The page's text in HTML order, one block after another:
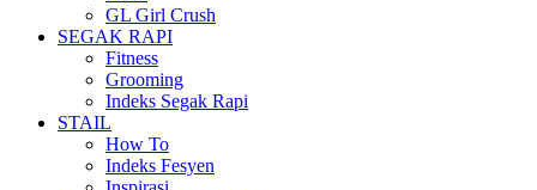
GL Girl Crush
SEGAK RAPI
Fitness
Grooming
Indeks Segak Rapi
STAIL
How To
Indeks Fesyen